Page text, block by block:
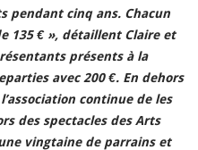
pendant cinq ans. Chacun
135 € », détaillent Claire et
présents à la
avec 200 €. En dehors
continue de les
des spectacles des Arts
vingtaine de parrains et